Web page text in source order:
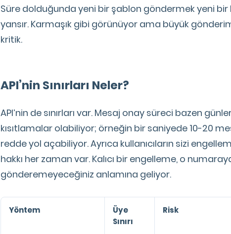
Süre dolduğunda yeni bir şablon göndermek yeni
yansır. Karmaşık gibi görünüyor ama büyük
kritik.
API’nin Sınırları Neler?
API’nin de sınırları var. Mesaj onay süreci bazen
kısıtlamalar olabiliyor; örneğin bir saniyede 10-20
redde yol açabiliyor. Ayrıca kullanıcıların sizi
hakkı her zaman var. Kalıcı bir engelleme, o
gönderemeyeceğiniz anlamına geliyor.
Yöntem
Üye
Sınırı
Risk